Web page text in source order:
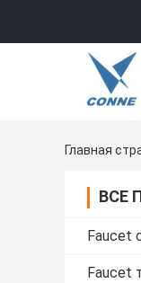
Главная
ВСЕ
Faucet
Faucet